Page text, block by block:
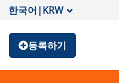
한국어|KRW
등록하기